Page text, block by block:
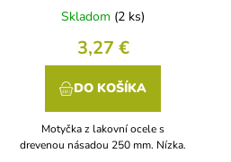
Skladom (2 ks)
3,27 €
DO KOŠÍKA
Motyčka z lakovní ocele s
drevenou násadou 250 mm. Nízka.